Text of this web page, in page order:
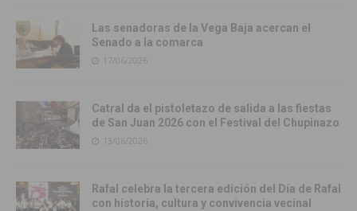
Las senadoras de la Vega Baja acercan el
Senado a la comarca
17/06/2026
Catral da el pistoletazo de salida a las fiestas
de San Juan 2026 con el Festival del Chupinazo
13/06/2026
Rafal celebra la tercera edición del Día de Rafal
con historia, cultura y convivencia vecinal